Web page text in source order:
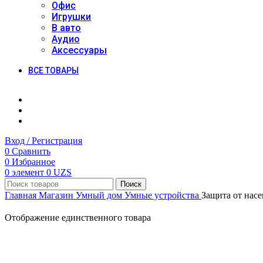
Офис
Игрушки
В авто
Аудио
Аксессуары
ВСЕ ТОВАРЫ
Вход / Регистрация
0 Сравнить
0 Избранное
0 элемент 0 UZS
Поиск
Главная Магазин Умный дом Умные устройства Защита от
Отображение единственного товара